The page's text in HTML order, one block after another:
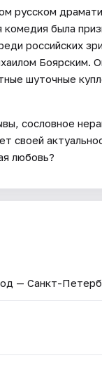
русском
была
российских
Боярским.
шуточные
сословное
своей
любовь?
— Санкт-